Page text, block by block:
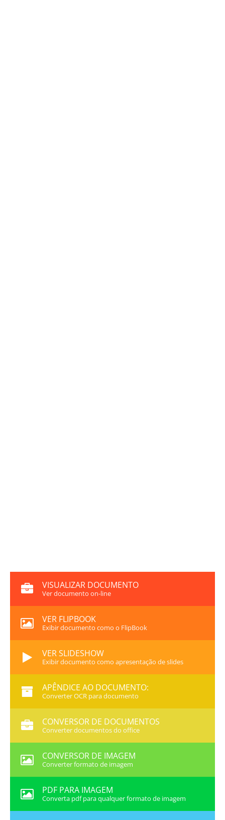
VISUALIZAR DOCUMENTO
Ver documento on-line
VER FLIPBOOK
Exibir documento como o FlipBook
VER SLIDESHOW
Exibir documento como apresentação de slides
APÊNDICE AO DOCUMENTO:
Converter OCR para documento
CONVERSOR DE DOCUMENTOS
Converter documentos do office
CONVERSOR DE IMAGEM
Converter formato de imagem
PDF PARA IMAGEM
Converta pdf para qualquer formato de imagem